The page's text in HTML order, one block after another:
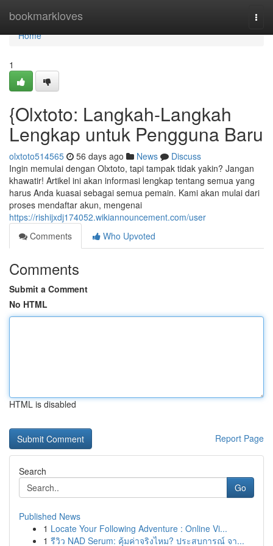
bookmarkloves
Home
Home
1
{Olxtoto: Langkah-Langkah
Lengkap untuk Pengguna Baru
olxtoto514565 56 days ago News
Discuss
Ingin memulai dengan Olxtoto, tapi tampak tidak yakin? Jangan
khawatir! Artikel ini akan informasi lengkap tentang semua yang
harus Anda kuasai sebagai semua pemain. Kami akan mulai dari
proses mendaftar akun, mengenai
https://rishijxdj174052.wikiannouncement.com/user
Comments
Who Upvoted
Comments
Submit a Comment
No HTML
HTML is disabled
Report Page
Search
Go
Published News
1 Locate Your Following Adventure : Online Vi...
1 รีวิว NAD Serum: คุ้มค่าจริงไหม? ประสบการณ์ จา...